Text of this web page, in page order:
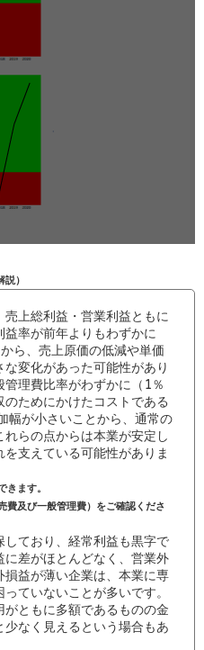
）
上総利益・営業利益ともに
率が前年よりもわずかに
ら、売上原価の低減や単価
変化があった可能性があり
理費比率がわずかに（1％
ためにかけたコストである
幅が小さいことから、通常の
らの点からは本業が安定し
支えている可能性がありま
きます。
費及び一般管理費）をご確認くださ
ており、経常利益も黒字で
差がほとんどなく、営業外
益が薄い企業は、本業に専
ていないことが多いです。
ともに多額であるものの金
なく見えるという場合もあ